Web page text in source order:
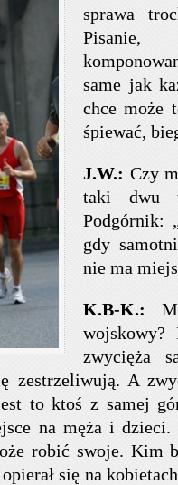
sprawa
same jak
chce może
śpiewać,
J.W.: Czy
taki dwu
Podgórnik:
gdy
nie ma
K.B-K.:
zwycięża
zestrzeliwują. A
to ktoś z samej
na męża i
robić swoje. Kim
się na